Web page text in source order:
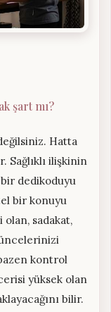
şart mı?
Hatta
Sağlıklı ilişkinin
bir dedikoduyu
bir konuyu
sadakat,
kontrol
yüksek olan
bilir.